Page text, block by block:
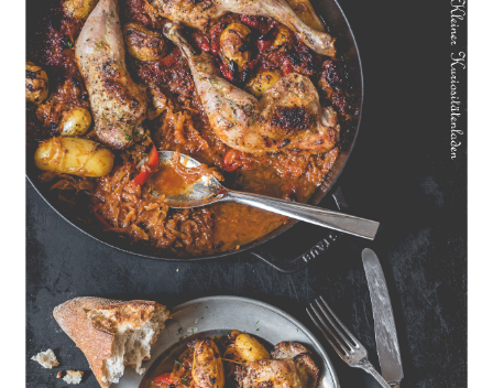
Geschmorte Hähnchenschenkel auf Paprikakraut und kleinen
Kartoffeln